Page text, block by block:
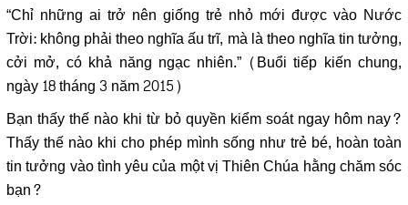
“Chỉ những ai trở nên giống trẻ nhỏ mới được vào Nước
Trời: không phải theo nghĩa ấu trĩ, mà là theo nghĩa tin tưởng,
cởi mở, có khả năng ngạc nhiên.” (Buổi tiếp kiến ​​chung,
ngày 18 tháng 3 năm 2015)
Bạn thấy thế nào khi từ bỏ quyền kiểm soát ngay hôm nay?
Thấy thế nào khi cho phép mình sống như trẻ bé, hoàn toàn
tin tưởng vào tình yêu của một vị Thiên Chúa hằng chăm sóc
bạn?